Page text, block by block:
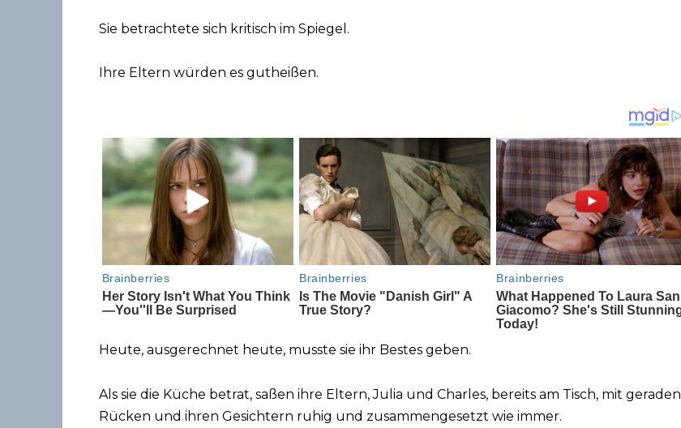
Sie betrachtete sich kritisch im Spiegel.
Ihre Eltern würden es gutheißen.
Heute, ausgerechnet heute, musste sie ihr Bestes geben.
Als sie die Küche betrat, saßen ihre Eltern, Julia und Charles, bereits am Tisch, mit geraden
Rücken und ihren Gesichtern ruhig und zusammengesetzt wie immer.